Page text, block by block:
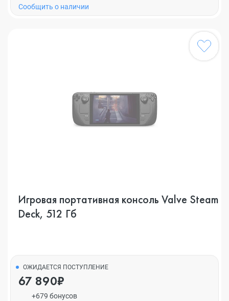
Cообщить о наличии
Игровая портативная консоль Valve Steam
Deck, 512 Гб
ОЖИДАЕТСЯ ПОСТУПЛЕНИЕ
67 890₽
+679 бонусов